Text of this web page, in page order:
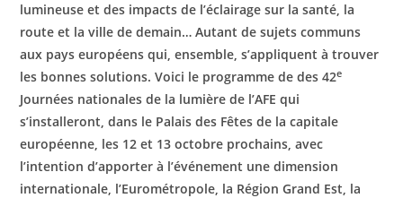
lumineuse et des impacts de l’éclairage sur la santé, la
route et la ville de demain… Autant de sujets communs
aux pays européens qui, ensemble, s’appliquent à trouver
les bonnes solutions. Voici le programme de des 42e
Journées nationales de la lumière de l’AFE qui
s’installeront, dans le Palais des Fêtes de la capitale
européenne, les 12 et 13 octobre prochains, avec
l’intention d’apporter à l’événement une dimension
internationale, l’Eurométropole, la Région Grand Est, la